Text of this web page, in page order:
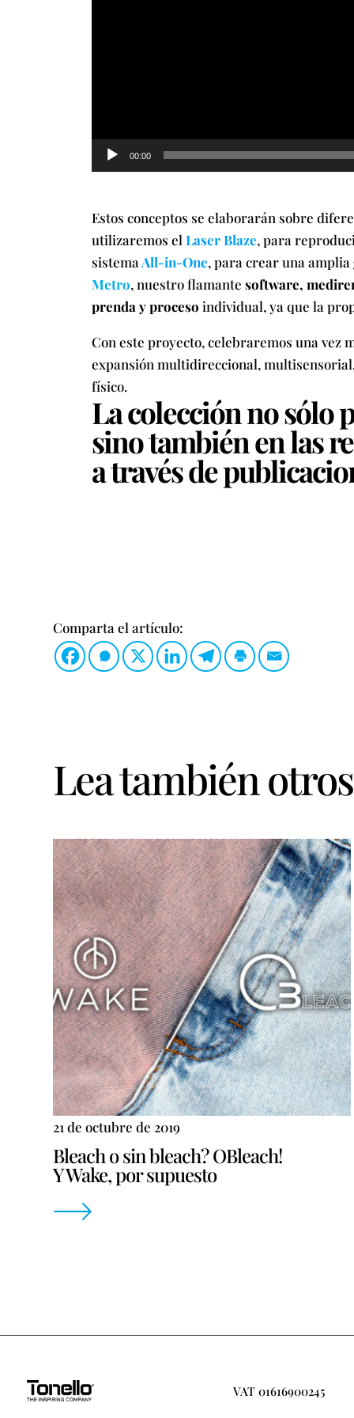
00:00
Estos conceptos se elaborarán sobre
utilizaremos el Laser Blaze, para
sistemaAll-in-One, para crear una amplia
Metro, nuestro flamante software,
prenda y proceso individual, ya que la
Con este proyecto, celebraremos una vez
expansión multidireccional,
físico.
La colección no sólo
sino también en las
a través de
Comparta el artículo:
Lea también
21 de octubre de 2019
Bleach o sin bleach? OBleach!
Y Wake, por supuesto
VAT 01616900245